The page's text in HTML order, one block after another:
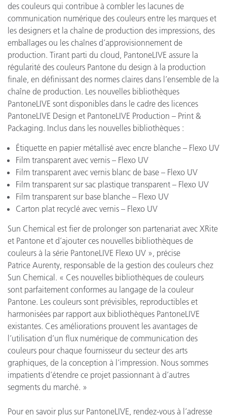
des couleurs qui contribue à combler les lacunes de
communication numérique des couleurs entre les marques et
les designers et la chaîne de production des impressions, des
emballages ou les chaînes d’approvisionnement de
production. Tirant parti du cloud, PantoneLIVE assure la
régularité des couleurs Pantone du design à la production
finale, en définissant des normes claires dans l’ensemble de la
chaîne de production. Les nouvelles bibliothèques
PantoneLIVE sont disponibles dans le cadre des licences
PantoneLIVE Design et PantoneLIVE Production – Print &
Packaging. Inclus dans les nouvelles bibliothèques :
Étiquette en papier métallisé avec encre blanche – Flexo UV
Film transparent avec vernis – Flexo UV
Film transparent avec vernis blanc de base – Flexo UV
Film transparent sur sac plastique transparent – Flexo UV
Film transparent sur base blanche – Flexo UV
Carton plat recyclé avec vernis – Flexo UV
Sun Chemical est fier de prolonger son partenariat avec XRite
et Pantone et d’ajouter ces nouvelles bibliothèques de
couleurs à la série PantoneLIVE Flexo UV », précise
Patrice Aurenty, responsable de la gestion des couleurs chez
Sun Chemical. « Ces nouvelles bibliothèques de couleurs
sont parfaitement conformes au langage de la couleur
Pantone. Les couleurs sont prévisibles, reproductibles et
harmonisées par rapport aux bibliothèques PantoneLIVE
existantes. Ces améliorations prouvent les avantages de
l’utilisation d’un flux numérique de communication des
couleurs pour chaque fournisseur du secteur des arts
graphiques, de la conception à l’impression. Nous sommes
impatients d’étendre ce projet passionnant à d’autres
segments du marché. »
Pour en savoir plus sur PantoneLIVE, rendez-vous à l’adresse